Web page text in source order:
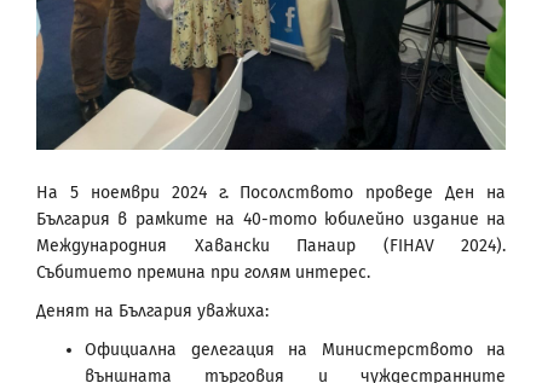
На 5 ноември 2024 г. Посолството проведе Ден на
България в рамките на 40-тото юбилейно издание на
Международния Хавански Панаир (FIHAV 2024).
Събитието премина при голям интерес.
Денят на България уважиха:
Официална делегация на Министерството на
външната търговия и чуждестранните